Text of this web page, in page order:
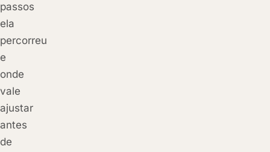
passos
ela
percorreu
e
onde
vale
ajustar
antes
de